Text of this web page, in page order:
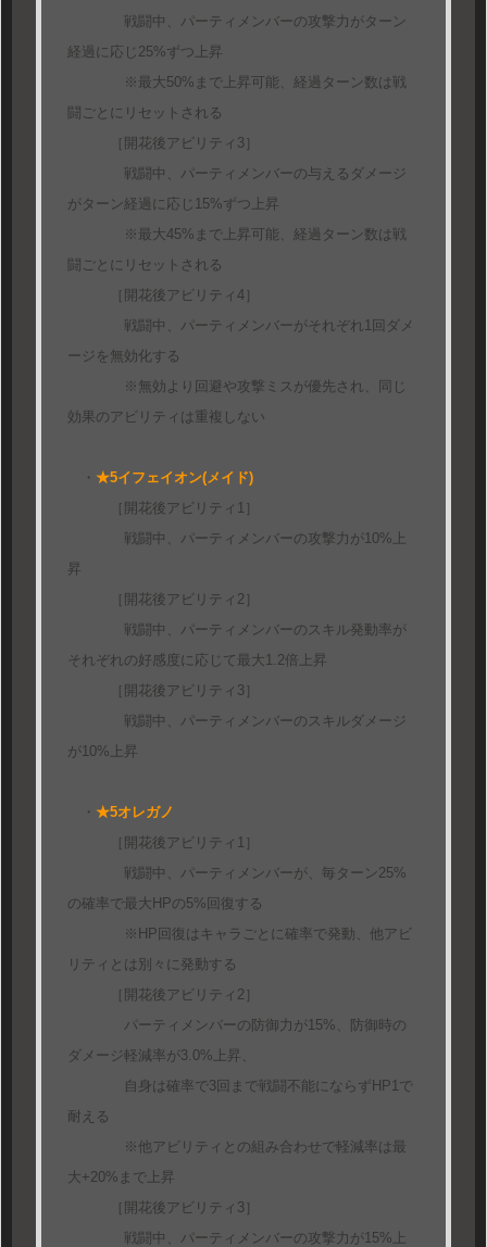
戦闘中、パーティメンバーの攻撃力がターン
経過に応じ25%ずつ上昇
※最大50%まで上昇可能、経過ターン数は戦
闘ごとにリセットされる
［開花後アビリティ3］
戦闘中、パーティメンバーの与えるダメージ
がターン経過に応じ15%ずつ上昇
※最大45%まで上昇可能、経過ターン数は戦
闘ごとにリセットされる
［開花後アビリティ4］
戦闘中、パーティメンバーがそれぞれ1回ダメ
ージを無効化する
※無効より回避や攻撃ミスが優先され、同じ
効果のアビリティは重複しない
・ ★5イフェイオン(メイド)
［開花後アビリティ1］
戦闘中、パーティメンバーの攻撃力が10%上
昇
［開花後アビリティ2］
戦闘中、パーティメンバーのスキル発動率が
それぞれの好感度に応じて最大1.2倍上昇
［開花後アビリティ3］
戦闘中、パーティメンバーのスキルダメージ
が10%上昇
・ ★5オレガノ
［開花後アビリティ1］
戦闘中、パーティメンバーが、毎ターン25%
の確率で最大HPの5%回復する
※HP回復はキャラごとに確率で発動、他アビ
リティとは別々に発動する
［開花後アビリティ2］
パーティメンバーの防御力が15%、防御時の
ダメージ軽減率が3.0%上昇、
自身は確率で3回まで戦闘不能にならずHP1で
耐える
※他アビリティとの組み合わせで軽減率は最
大+20%まで上昇
［開花後アビリティ3］
戦闘中、パーティメンバーの攻撃力が15%上